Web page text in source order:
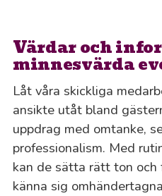
Värdar och
minnesvärda
Låt våra skickliga
ansikte utåt bland
uppdrag med omtanke,
professionalism. Med
kan de sätta rätt ton
känna sig